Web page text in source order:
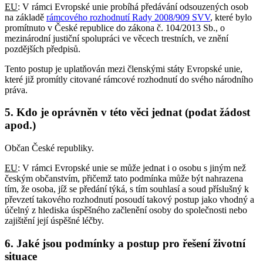
EU: V rámci Evropské unie probíhá předávání odsouzených osob
na základě rámcového rozhodnutí Rady 2008/909 SVV, které bylo
promítnuto v České republice do zákona č. 104/2013 Sb., o
mezinárodní justiční spolupráci ve věcech trestních, ve znění
pozdějších předpisů.
Tento postup je uplatňován mezi členskými státy Evropské unie,
které již promítly citované rámcové rozhodnutí do svého národního
práva.
5. Kdo je oprávněn v této věci jednat (podat žádost
apod.)
Občan České republiky.
EU: V rámci Evropské unie se může jednat i o osobu s jiným než
českým občanstvím, přičemž tato podmínka může být nahrazena
tím, že osoba, jíž se předání týká, s tím souhlasí a soud příslušný k
převzetí takového rozhodnutí posoudí takový postup jako vhodný a
účelný z hlediska úspěšného začlenění osoby do společnosti nebo
zajištění její úspěšné léčby.
6. Jaké jsou podmínky a postup pro řešení životní
situace